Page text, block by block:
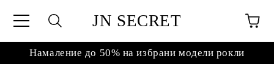
JN SECRET
Намаление до 50% на избрани модели рокли